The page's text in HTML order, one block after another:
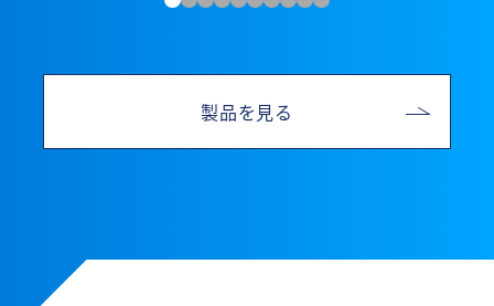
製品を見る